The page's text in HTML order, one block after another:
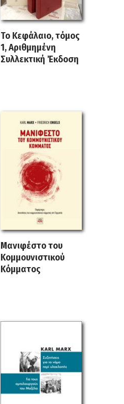
Το Κεφάλαιο, τόμος
1, Αριθμημένη
Συλλεκτική Έκδοση
Μανιφέστο του
Κομμουνιστικού
Κόμματος